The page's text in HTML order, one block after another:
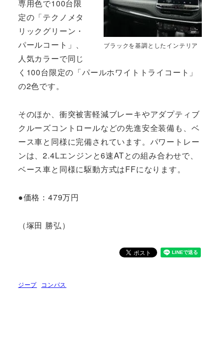
ブラックを基調としたインテリア
専用色で100台限
定の「テクノメタ
リックグリーン・
パールコート」、
人気カラーで同じ
く100台限定の「パールホワイトトライコート」
の2色です。
そのほか、衝突被害軽減ブレーキやアダプティブ
クルーズコントロールなどの先進安全装備も、ベ
ース車と同様に完備されています。パワートレー
ンは、2.4Lエンジンと6速ATとの組み合わせで、
ベース車と同様に駆動方式はFFになります。
●価格：479万円
（塚田 勝弘）
ジープ コンパス